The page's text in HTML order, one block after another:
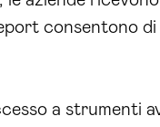
consentono
a strumenti